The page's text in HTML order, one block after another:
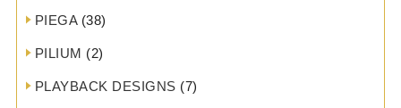
PIEGA(38)
PILIUM (2)
PLAYBACK DESIGNS (7)